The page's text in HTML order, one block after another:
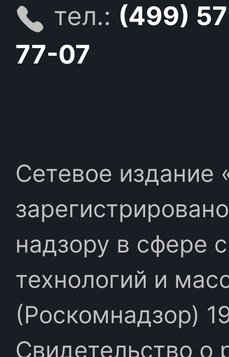
тел.: (499)
77-07
Сетевое издание
надзору в сфере
технологий и
(Роскомнадзор)
Свидетельство